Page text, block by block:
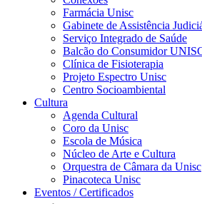
Farmácia Unisc
Gabinete de Assistência
Serviço Integrado de Saúde
Balcão do Consumidor
Clínica de Fisioterapia
Projeto Espectro Unisc
Centro Socioambiental
Cultura
Agenda Cultural
Coro da Unisc
Escola de Música
Núcleo de Arte e Cultura
Orquestra de Câmara da Unisc
Pinacoteca Unisc
Eventos / Certificados